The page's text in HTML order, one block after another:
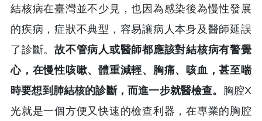
結核病在臺灣並不少見，也因為感染後為慢性發展
的疾病，症狀不典型，容易讓病人本身及醫師延誤
了診斷。故不管病人或醫師都應該對結核病有警覺
心，在慢性咳嗽、體重減輕、胸痛、咳血，甚至喘
時要想到肺結核的診斷，而進一步就醫檢查。 胸腔X
光就是一個方便又快速的檢查利器，在專業的胸腔